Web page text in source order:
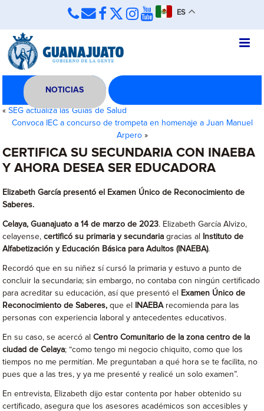
ES
NOTICIAS
«SEG actualiza las Guías de Salud
Convoca IEC a concurso de trompeta en homenaje a Juan Manuel
Arpero»
CERTIFICA SU SECUNDARIA CON INAEBA
Y AHORA DESEA SER EDUCADORA
Elizabeth García presentó el Examen Único de Reconocimiento de
Saberes.
Celaya, Guanajuato a 14 de marzo de 2023. Elizabeth García Alvizo,
celayense,certificó su primaria y secundaria gracias al
Instituto de
Alfabetización y Educación Básica para Adultos (INAEBA).
Recordó que en su niñez sí cursó la primaria y estuvo a punto de
concluir la secundaria; sin embargo, no contaba con ningún certificado
para acreditar su educación, así que presentó el
Examen Único de
Reconocimiento de Saberes, que el INAEBA recomienda para las
personas con experiencia laboral y antecedentes educativos.
En su caso, se acercó alCentro Comunitario de la zona centro de la
ciudad de Celaya; “como tengo mi negocio chiquito, como que los
tiempos no me permitían. Me preguntaban a qué hora se te facilita, no
pues que a las tres, y ya me presenté y realicé un solo examen”.
En entrevista, Elizabeth dijo estar contenta por haber obtenido su
certificado, asegura que los asesores académicos son accesibles y